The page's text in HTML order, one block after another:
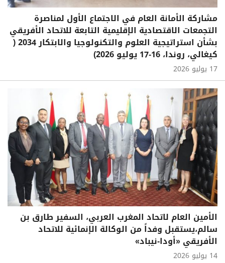
مشاركة الأمانة العام في الاجتماع الأول لمناصرة
التجمعات الاقتصادية الإقليمية التابعة للاتحاد الأفريقي
بشأن استراتيجية العلوم والتكنولوجيا والابتكار 2034 (
كيغالي، روندا، 16-17 يوليو 2026)
17 يوليو 2026
الأمين العام لاتحاد المغرب العربي، السفير طارق بن
سالم،يستقبل وفداً من الوكالة الإنمائية للاتحاد
الأفريقي «أودا-نيباد»
14 يوليو 2026